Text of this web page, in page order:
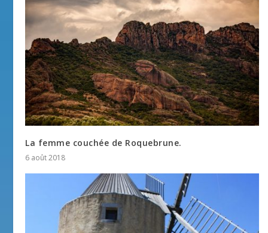
La femme couchée de Roquebrune.
6 août 2018